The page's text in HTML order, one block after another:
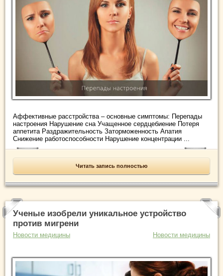
Аффективные расстройства – основные симптомы: Перепады
настроения Нарушение сна Учащенное сердцебиение Потеря
аппетита Раздражительность Заторможенность Апатия
Снижение работоспособности Нарушение концентрации ...
Читать запись полностью
Ученые изобрели уникальное устройство
против мигрени
Новости медицины Новости медицины